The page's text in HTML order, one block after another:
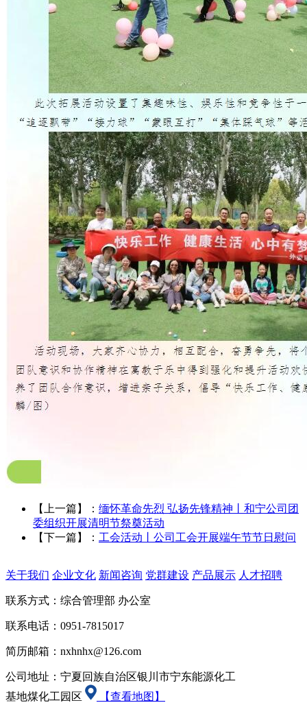
【上一篇】： 缅怀革命先烈 弘扬先锋精神丨和宁公司团
委组织开展清明节祭奠活动
【下一篇】： 工会活动丨公司工会开展端午节节日慰问
关于我们 企业文化 新闻咨询 党群建设 产品展示 人才招聘
联系方式：综合管理部 办公室
联系电话：0951-7815017
简历邮箱：nxhnhx@126.com
公司地址：宁夏回族自治区银川市宁东能源化工
基地煤化工园区
【查看地图】